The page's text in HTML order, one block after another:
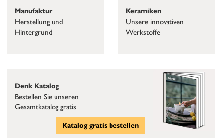
Manufaktur
Herstellung und
Hintergrund
Keramiken
Unsere innovativen
Werkstoffe
Denk Katalog
Bestellen Sie unseren
Gesamtkatalog gratis
Katalog gratis bestellen